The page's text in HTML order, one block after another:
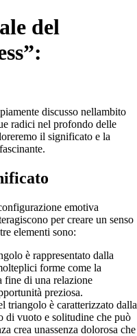
del
discusso nellambito
radici nel profondo delle
il significato e la
emotiva
per creare un senso
elementi sono:
è rappresentato dalla
forme come la
fine di una relazione
preziosa.
triangolo è caratterizzato dalla
di vuoto e solitudine che può
crea unassenza dolorosa che